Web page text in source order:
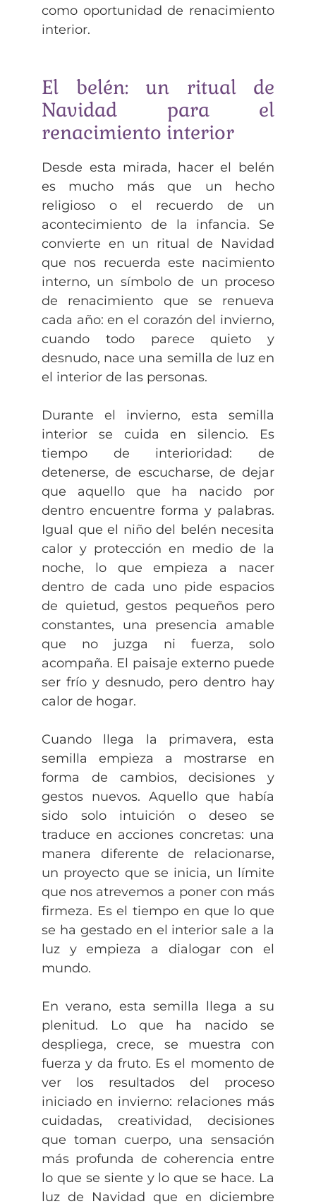
como oportunidad de renacimiento
interior.
El belén: un ritual de
Navidad para el
renacimiento interior
Desde esta mirada, hacer el belén
es mucho más que un hecho
religioso o el recuerdo de un
acontecimiento de la infancia. Se
convierte en un ritual de Navidad
que nos recuerda este nacimiento
interno, un símbolo de un proceso
de renacimiento que se renueva
cada año: en el corazón del invierno,
cuando todo parece quieto y
desnudo, nace una semilla de luz en
el interior de las personas.
Durante el invierno, esta semilla
interior se cuida en silencio. Es
tiempo de interioridad: de
detenerse, de escucharse, de dejar
que aquello que ha nacido por
dentro encuentre forma y palabras.
Igual que el niño del belén necesita
calor y protección en medio de la
noche, lo que empieza a nacer
dentro de cada uno pide espacios
de quietud, gestos pequeños pero
constantes, una presencia amable
que no juzga ni fuerza, solo
acompaña. El paisaje externo puede
ser frío y desnudo, pero dentro hay
calor de hogar.
Cuando llega la primavera, esta
semilla empieza a mostrarse en
forma de cambios, decisiones y
gestos nuevos. Aquello que había
sido solo intuición o deseo se
traduce en acciones concretas: una
manera diferente de relacionarse,
un proyecto que se inicia, un límite
que nos atrevemos a poner con más
firmeza. Es el tiempo en que lo que
se ha gestado en el interior sale a la
luz y empieza a dialogar con el
mundo.
En verano, esta semilla llega a su
plenitud. Lo que ha nacido se
despliega, crece, se muestra con
fuerza y da fruto. Es el momento de
ver los resultados del proceso
iniciado en invierno: relaciones más
cuidadas, creatividad, decisiones
que toman cuerpo, una sensación
más profunda de coherencia entre
lo que se siente y lo que se hace. La
luz de Navidad que en diciembre